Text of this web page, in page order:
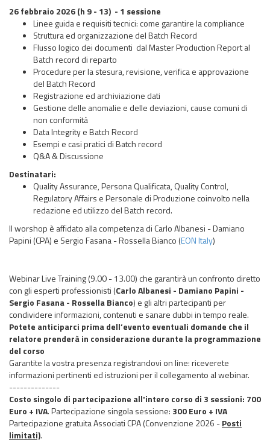
26 febbraio 2026 (h 9 - 13) - 1 sessione
Linee guida e requisiti tecnici: come garantire la compliance
Struttura ed organizzazione del Batch Record
Flusso logico dei documenti dal Master Production Report al
Batch record di reparto
Procedure per la stesura, revisione, verifica e approvazione
del Batch Record
Registrazione ed archiviazione dati
Gestione delle anomalie e delle deviazioni, cause comuni di
non conformità
Data Integrity e Batch Record
Esempi e casi pratici di Batch record
Q&A & Discussione
Destinatari:
Quality Assurance, Persona Qualificata, Quality Control,
Regulatory Affairs e Personale di Produzione coinvolto nella
redazione ed utilizzo del Batch record.
Il worshop è affidato alla competenza di Carlo Albanesi - Damiano
Papini (CPA) e Sergio Fasana - Rossella Bianco (EON Italy)
Webinar Live Training (9.00 - 13.00) che garantirà un confronto diretto
con gli esperti professionisti (Carlo Albanesi - Damiano Papini -
Sergio Fasana - Rossella Bianco) e gli altri partecipanti per
condividere informazioni, contenuti e sanare dubbi in tempo reale.
Potete anticiparci prima dell’evento eventuali domande che il
relatore prenderà in considerazione durante la programmazione
del corso
Garantite la vostra presenza registrandovi on line: riceverete
informazioni pertinenti ed istruzioni per il collegamento al webinar.
--------------
Costo singolo di partecipazione all'intero corso di 3 sessioni: 700
Euro + IVA. Partecipazione singola sessione: 300 Euro + IVA
Partecipazione gratuita Associati CPA (Convenzione 2026 -Posti
limitati).